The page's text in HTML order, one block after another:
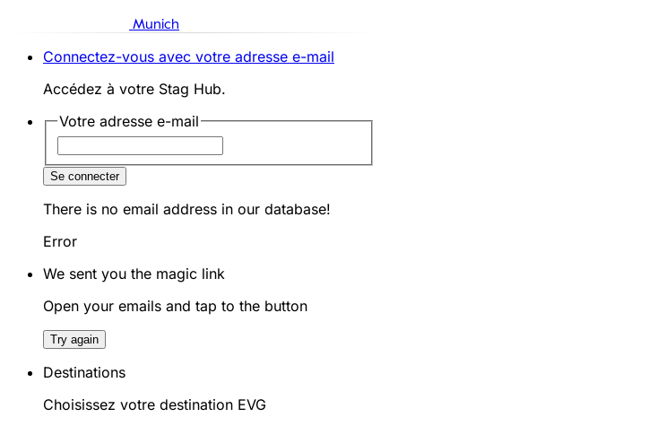
Munich
Connectez-vous avec votre adresse e-mail
Accédez à votre Stag Hub.
Votre adresse e-mail
Se connecter
There is no email address in our database!
Error
We sent you the magic link
Open your emails and tap to the button
Try again
Destinations
Choisissez votre destination EVG